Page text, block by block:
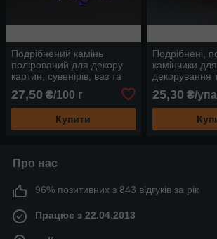
Подрібнений камінь
полірований для декору
картин, сувенірів, ваз та
27,50 ₴/100 г
Купити
Подрібнені,
камінчики для
декорування
розміру,
25,30 ₴/
Про нас
96% позитивних з 843 відгуків за рік
Працює з 22.04.2013